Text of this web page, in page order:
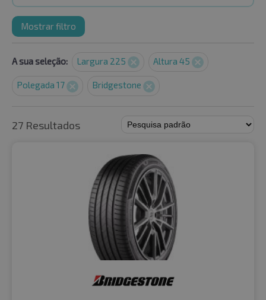
Mostrar filtro
A sua seleção: Largura 225 Altura 45
Polegada 17 Bridgestone
27 Resultados